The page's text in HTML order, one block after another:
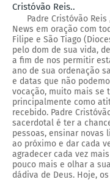
Cristóvão Reis..
Padre Cristóvão Reis
News em oração com
Filipe e São Tiago
pelo dom de sua vida,
a fim de nos permitir
ano de sua ordenação
e datas que não
vocação, muito mais se
principalmente como
recebido. Padre
sacerdotal é ter a
pessoas, ensinar novas
ao próximo e dar cada
agradecer cada vez
pouco mais e olhar a
dádiva de Deus. Hoje,